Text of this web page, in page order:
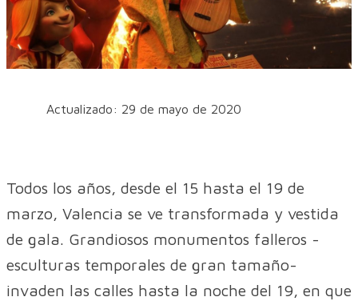
Actualizado: 29 de mayo de 2020
Todos los años, desde el 15 hasta el 19 de
marzo, Valencia se ve transformada y vestida
de gala. Grandiosos monumentos falleros -
esculturas temporales de gran tamaño-
invaden las calles hasta la noche del 19, en que